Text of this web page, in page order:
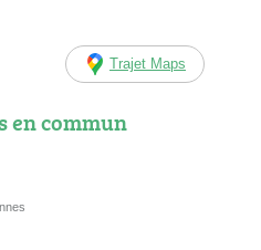
Trajet Maps
en commun